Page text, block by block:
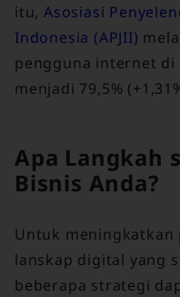
itu, Asosiasi
Indonesia (APJII)
pengguna internet di
menjadi 79,5%
Apa Langkah
Bisnis Anda?
Untuk
lanskap digital yang
beberapa strategi